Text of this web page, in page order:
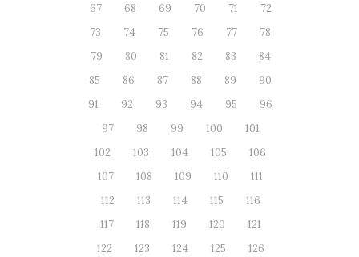
67
68 69 70 71
72
73
74 75 76 77
78
79
80 81 82 83
84
85
86 87 88 89
90
91
92 93 94 95
96
97
98 99 100
101
102
103 104 105
106
107
108 109 110
111
112
113 114 115
116
117
118 119 120
121
122
123 124 125
126